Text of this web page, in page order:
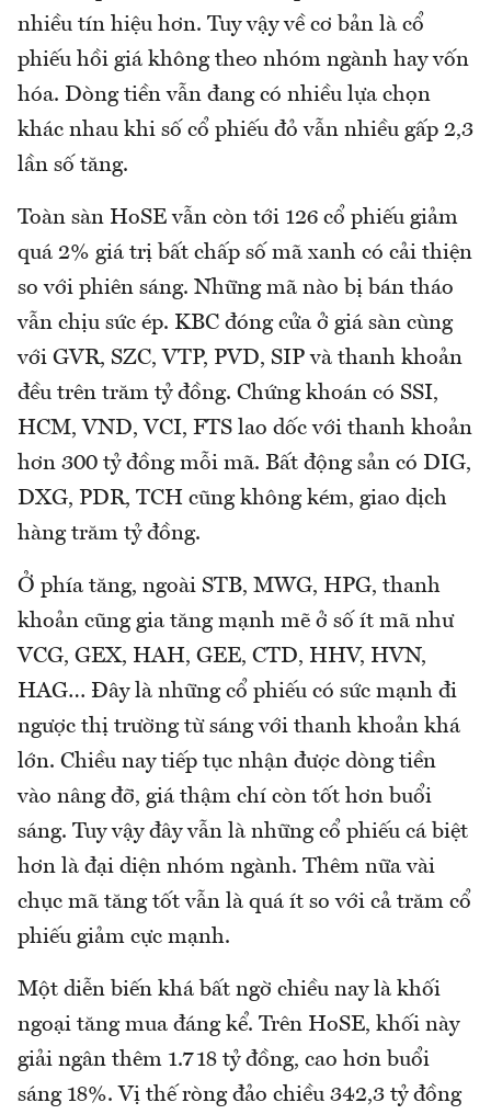
nhiều tín hiệu hơn. Tuy vậy về cơ bản là cổ
phiếu hồi giá không theo nhóm ngành hay vốn
hóa. Dòng tiền vẫn đang có nhiều lựa chọn
khác nhau khi số cổ phiếu đỏ vẫn nhiều gấp 2,3
lần số tăng.
Toàn sàn HoSE vẫn còn tới 126 cổ phiếu giảm
quá 2% giá trị bất chấp số mã xanh có cải thiện
so với phiên sáng. Những mã nào bị bán tháo
vẫn chịu sức ép. KBC đóng cửa ở giá sàn cùng
với GVR, SZC, VTP, PVD, SIP và thanh khoản
đều trên trăm tỷ đồng. Chứng khoán có SSI,
HCM, VND, VCI, FTS lao dốc với thanh khoản
hơn 300 tỷ đồng mỗi mã. Bất động sản có DIG,
DXG, PDR, TCH cũng không kém, giao dịch
hàng trăm tỷ đồng.
Ở phía tăng, ngoài STB, MWG, HPG, thanh
khoản cũng gia tăng mạnh mẽ ở số ít mã như
VCG, GEX, HAH, GEE, CTD, HHV, HVN,
HAG… Đây là những cổ phiếu có sức mạnh đi
ngược thị trường từ sáng với thanh khoản khá
lớn. Chiều nay tiếp tục nhận được dòng tiền
vào nâng đỡ, giá thậm chí còn tốt hơn buổi
sáng. Tuy vậy đây vẫn là những cổ phiếu cá biệt
hơn là đại diện nhóm ngành. Thêm nữa vài
chục mã tăng tốt vẫn là quá ít so với cả trăm cổ
phiếu giảm cực mạnh.
Một diễn biến khá bất ngờ chiều nay là khối
ngoại tăng mua đáng kể. Trên HoSE, khối này
giải ngân thêm 1.718 tỷ đồng, cao hơn buổi
sáng 18%. Vị thế ròng đảo chiều 342,3 tỷ đồng